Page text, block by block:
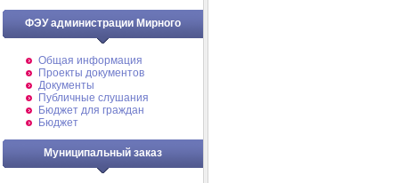
ФЭУ администрации Мирного
Общая информация
Проекты документов
Документы
Публичные слушания
Бюджет для граждан
Бюджет
Муниципальный заказ